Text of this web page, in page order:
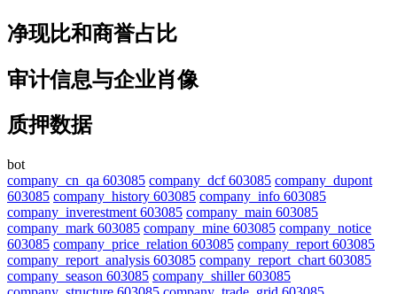
净现比和商誉占比
审计信息与企业肖像
质押数据
bot
company_cn_qa 603085 company_dcf 603085 company_dupont
603085 company_history 603085 company_info 603085
company_inverestment 603085 company_main 603085
company_mark 603085 company_mine 603085 company_notice
603085 company_price_relation 603085 company_report 603085
company_report_analysis 603085 company_report_chart 603085
company_season 603085 company_shiller 603085